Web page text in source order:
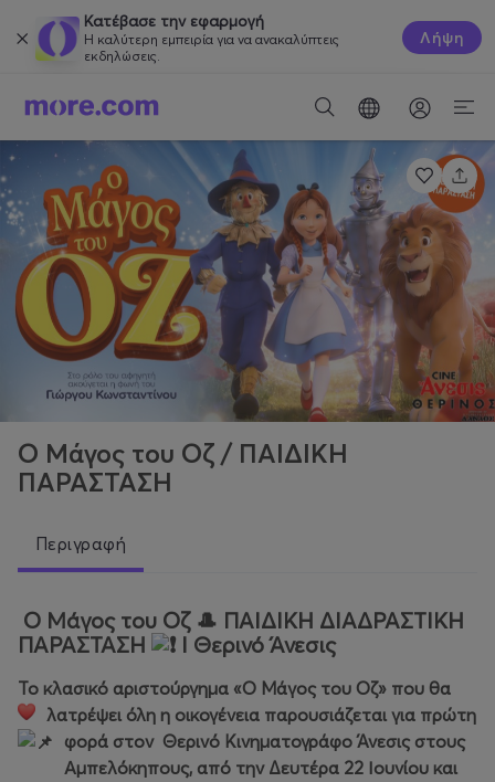
Κατέβασε την εφαρμογή
Η καλύτερη εμπειρία για να ανακαλύπτεις
εκδηλώσεις.
Λήψη
Ο Μάγος του Οζ / ΠΑΙΔΙΚΗ
ΠΑΡΑΣΤΑΣΗ
Περιγραφή
Ο Μάγος του Οζ 🎩 ΠΑΙΔΙΚΗ ΔΙΑΔΡΑΣΤΙΚΗ
ΠΑΡΑΣΤΑΣΗ
Ι Θερινό Άνεσις
Το κλασικό αριστούργημα «Ο Μάγος του Οζ» που θα
λατρέψει όλη η οικογένεια παρουσιάζεται για πρώτη
φορά στον Θερινό Κινηματογράφο Άνεσις στους
Αμπελόκηπους, από την Δευτέρα 22 Ιουνίου και